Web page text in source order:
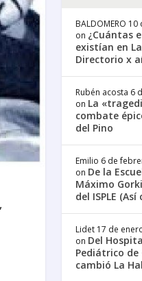
BALDOMERO 10
on ¿Cuántas
existían en
Directorio x
Rubén acosta 6
on La
combate
del Pino
Emilio 6 de
on De la
Máximo
del ISPLE
Lidet 17 de
on Del
Pediátrico de
cambió La